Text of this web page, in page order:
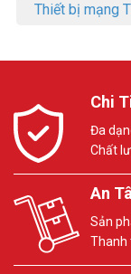
Thiết bị mạng
Chi
Đa
Chất
An
Sản
Thanh